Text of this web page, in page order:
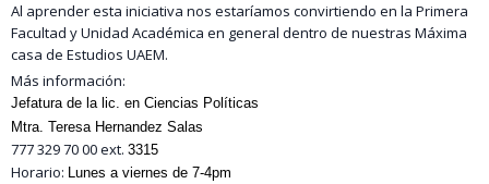
Al aprender esta iniciativa nos estaríamos convirtiendo en la Primera
Facultad y Unidad Académica en general dentro de nuestras Máxima
casa de Estudios UAEM.
Más información:
Jefatura de la lic. en Ciencias Políticas
Mtra. Teresa Hernandez Salas
777 329 70 00 ext. 3315
Horario: Lunes a viernes de 7-4pm